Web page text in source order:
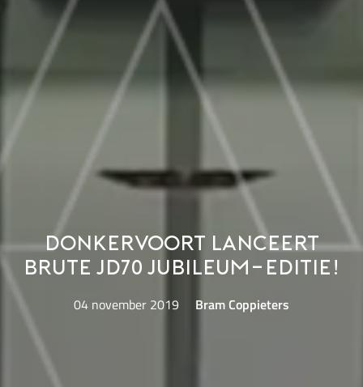
Donkervoort lanceert
brute JD70 jubileum-editie!
04 november 2019 Bram Coppieters